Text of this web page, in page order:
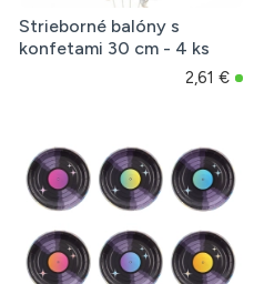
Strieborné balóny s
konfetami 30 cm - 4 ks
2,61 €